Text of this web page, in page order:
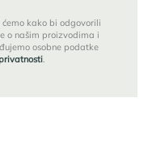
kako bi odgovorili
o našim proizvodima i
osobne podatke
.